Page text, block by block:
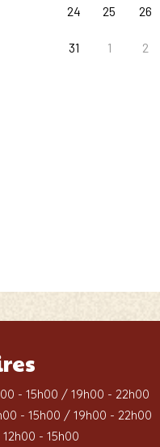
- 15h00 / 19h00 - 22h00
- 15h00 / 19h00 - 22h00
12h00 - 15h00